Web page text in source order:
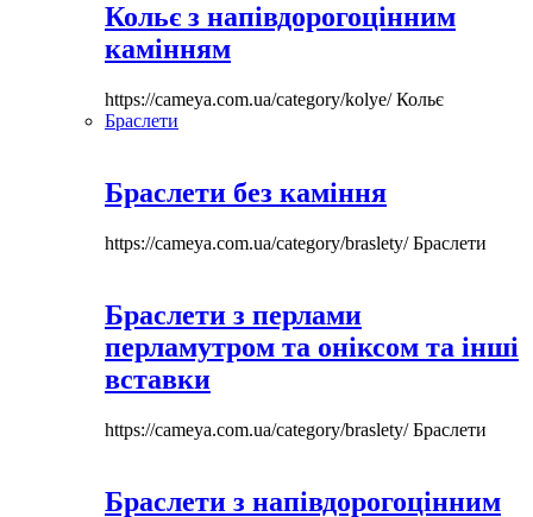
Кольє з напівдорогоцінним
камінням
https://cameya.com.ua/category/kolye/Кольє
Браслети
Браслети без каміння
https://cameya.com.ua/category/braslety/Браслети
Браслети з перлами
перламутром та оніксом та інші
вставки
https://cameya.com.ua/category/braslety/Браслети
Браслети з напівдорогоцінним